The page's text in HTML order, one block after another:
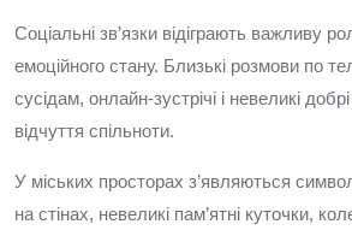
Соціальні зв’язки відіграють важливу
емоційного стану. Близькі розмови по
сусідам, онлайн-зустрічі і невеликі
відчуття спільноти.
У міських просторах з’являються
на стінах, невеликі пам’ятні куточки,